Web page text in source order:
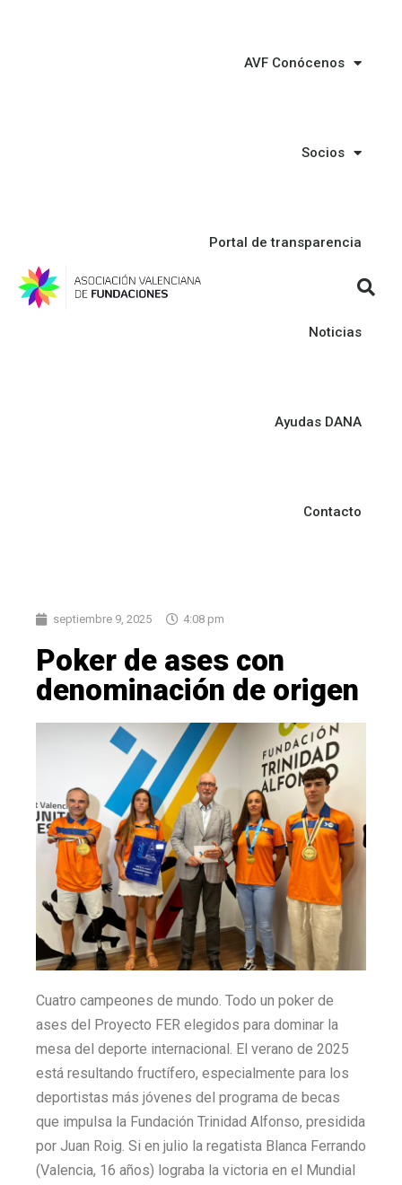
AVF Conócenos
Socios
Portal de transparencia
Noticias
Ayudas DANA
Contacto
septiembre 9, 2025 4:08 pm
Poker de ases con
denominación de origen
Cuatro campeones de mundo. Todo un poker de
ases del Proyecto FER elegidos para dominar la
mesa del deporte internacional. El verano de 2025
está resultando fructífero, especialmente para los
deportistas más jóvenes del programa de becas
que impulsa la Fundación Trinidad Alfonso, presidida
por Juan Roig. Si en julio la regatista Blanca Ferrando
(Valencia, 16 años) lograba la victoria en el Mundial